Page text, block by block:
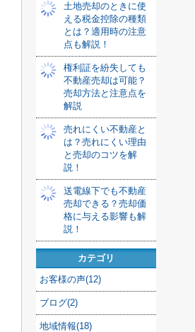
土地売却のときに使
える税金控除の種類
とは？適用時の注意
点も解説！
権利証を紛失しても
不動産売却は可能？
売却方法と注意点を
解説
売れにくい不動産と
は？売れにくい理由
と売却のコツを解
説！
送電線下でも不動産
売却できる？売却価
格に与える影響も解
説！
カテゴリ
お客様の声(12)
ブログ(2)
地域情報(18)